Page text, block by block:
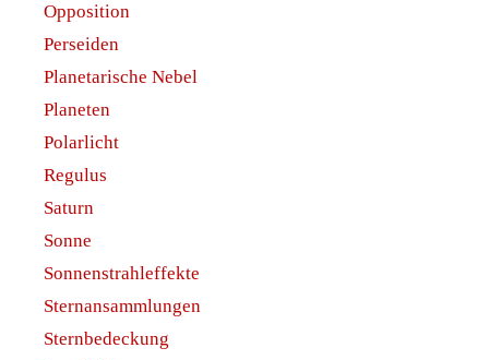
Opposition
Perseiden
Planetarische Nebel
Planeten
Polarlicht
Regulus
Saturn
Sonne
Sonnenstrahleffekte
Sternansammlungen
Sternbedeckung